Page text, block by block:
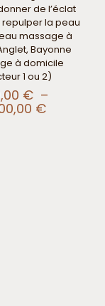
site dans le
de l’éclat
repulper la peau
massage à
Bayonne
à domicile
1 ou 2)
€ –
€Plage